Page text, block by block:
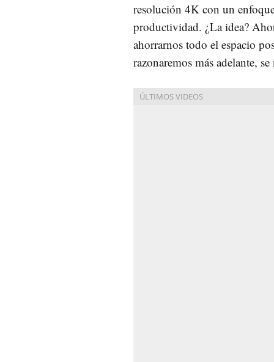
resolución 4K con un
productividad. ¿La idea?
ahorrarnos todo el espacio
razonaremos más adelante,